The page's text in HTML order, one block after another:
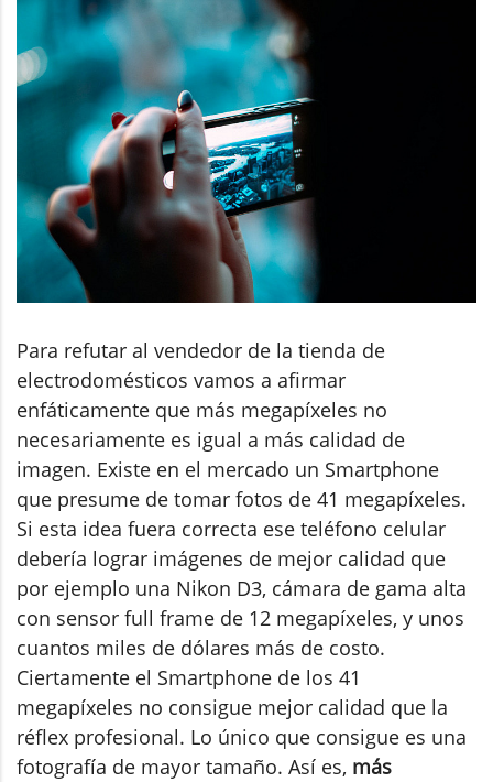
Para refutar al vendedor de la tienda de
electrodomésticos vamos a afirmar
enfáticamente que más megapíxeles no
necesariamente es igual a más calidad de
imagen. Existe en el mercado un Smartphone
que presume de tomar fotos de 41 megapíxeles.
Si esta idea fuera correcta ese teléfono celular
debería lograr imágenes de mejor calidad que
por ejemplo una Nikon D3, cámara de gama alta
con sensor full frame de 12 megapíxeles, y unos
cuantos miles de dólares más de costo.
Ciertamente el Smartphone de los 41
megapíxeles no consigue mejor calidad que la
réflex profesional. Lo único que consigue es una
fotografía de mayor tamaño. Así es, más